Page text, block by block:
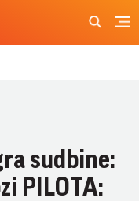
sudbine:
PILOTA: